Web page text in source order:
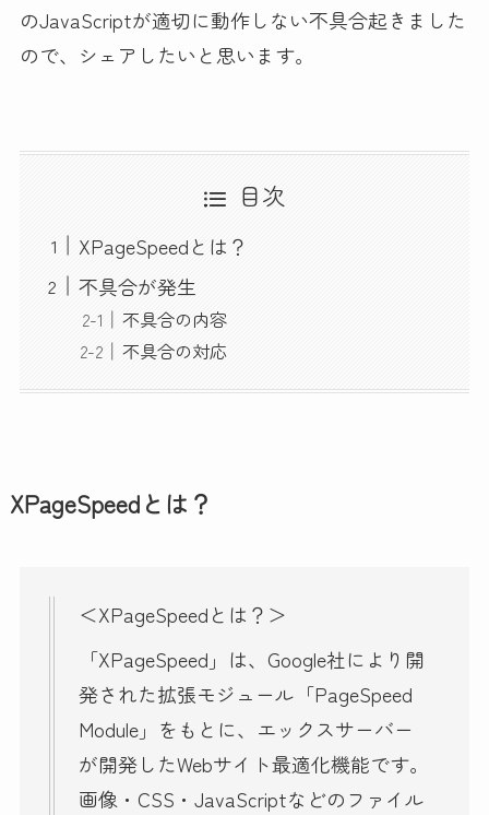
のJavaScriptが適切に動作しない不具合起きました
ので、シェアしたいと思います。
目次
XPageSpeedとは？
不具合が発生
不具合の内容
不具合の対応
XPageSpeedとは？
＜XPageSpeedとは？＞
「XPageSpeed」は、Google社により開
発された拡張モジュール「PageSpeed
Module」をもとに、エックスサーバー
が開発したWebサイト最適化機能です。
画像・CSS・JavaScriptなどのファイル